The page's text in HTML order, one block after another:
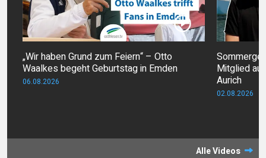
„Wir haben Grund zum Feiern“ – Otto
Waalkes begeht Geburtstag in Emden
06.08.2026
Mitglied
Aurich
02.08.2026
Alle Videos